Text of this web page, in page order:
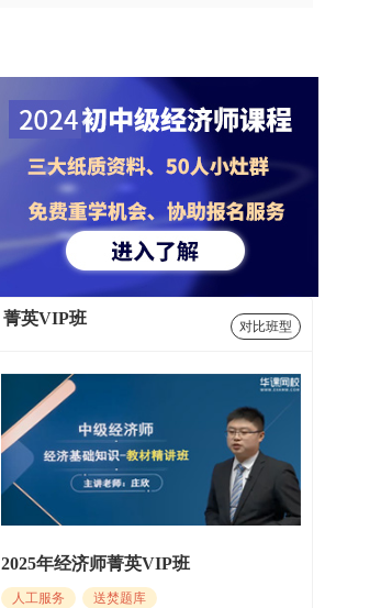
菁英VIP班 对比班型
2025年经济师菁英VIP班
人工服务 送焚题库